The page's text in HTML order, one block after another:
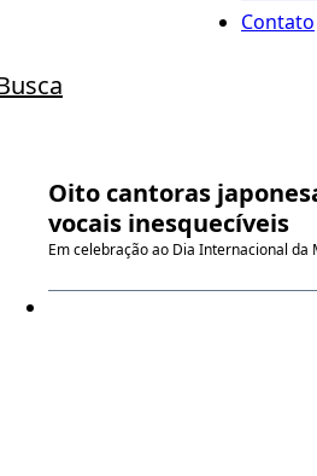
Contato
Oito cantoras
vocais inesquecíveis
Em celebração ao Dia Internacional da